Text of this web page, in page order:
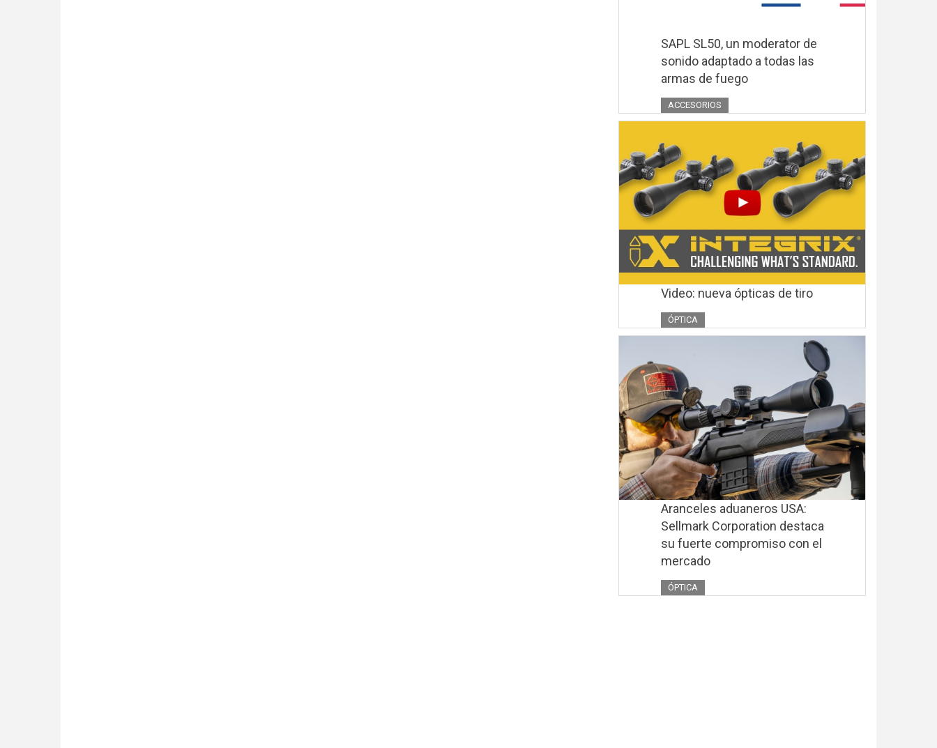
SAPL SL50, un moderator de
sonido adaptado a todas las
armas de fuego
ACCESORIOS
Video: nueva ópticas de tiro
ÓPTICA
Aranceles aduaneros USA:
Sellmark Corporation destaca
su fuerte compromiso con el
mercado
ÓPTICA